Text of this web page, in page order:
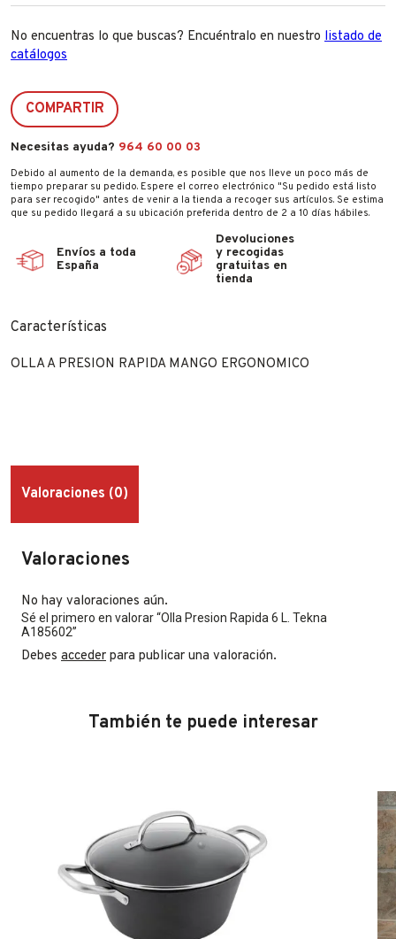
No encuentras lo que buscas? Encuéntralo en nuestro listado de
catálogos
COMPARTIR
Necesitas ayuda? 964 60 00 03
Debido al aumento de la demanda, es posible que nos lleve un poco más de
tiempo preparar su pedido. Espere el correo electrónico "Su pedido está listo
para ser recogido" antes de venir a la tienda a recoger sus artículos. Se estima
que su pedido llegará a su ubicación preferida dentro de 2 a 10 días hábiles.
Envíos a toda
España
Devoluciones
y recogidas
gratuitas en
tienda
Características
OLLA A PRESION RAPIDA MANGO ERGONOMICO
Valoraciones (0)
Valoraciones
No hay valoraciones aún.
Sé el primero en valorar “Olla Presion Rapida 6 L. Tekna
A185602”
Debes acceder para publicar una valoración.
También te puede interesar